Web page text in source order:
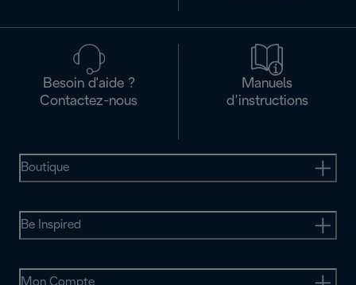
Besoin d'aide ?
Contactez-nous
Manuels
d’instructions
Boutique
Be Inspired
Mon Compte